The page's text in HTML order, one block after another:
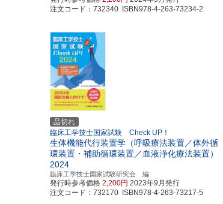
注文コード：732340 ISBN978-4-263-73234-2
品切れ
臨床工学技士国家試験 Check UP！
生体機能代行装置学（呼吸療法装置／体外循
環装置・補助循環装置／血液浄化療法装置）
2024
臨床工学技士国家試験研究会 編
発行時参考価格 2,200円 2023年9月発行
注文コード：732170 ISBN978-4-263-73217-5